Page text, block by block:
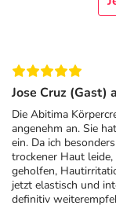
Aqua, Isopropyl
Lanolin,
Sorbic Acid
Adresse des
PUREN Pharma
Willy-Brandt-
81829 München
Jose Cruz (Gast)
Die Abitima
angenehm an. Sie
ein. Da ich
trockener Haut
geholfen,
jetzt elastisch und
definitiv